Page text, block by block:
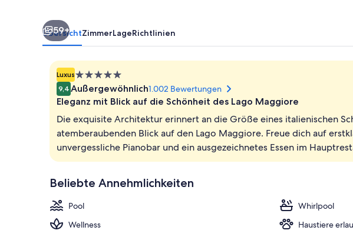
59+
ÜbersichtZimmerLageRichtlinien
Luxus5.0-
Sterne-
Unterkunft
9,4 Außergewöhnlich1.002 Bewertungen
Eleganz mit Blick auf die Schönheit des Lago Maggiore
Die exquisite Architektur erinnert an die Größe eines italienischen
atemberaubenden Blick auf den Lago Maggiore. Freue dich auf
unvergessliche Pianobar und ein ausgezeichnetes Essen im
Beliebte Annehmlichkeiten
Pool
Whirlpool
Wellness
Haustiere